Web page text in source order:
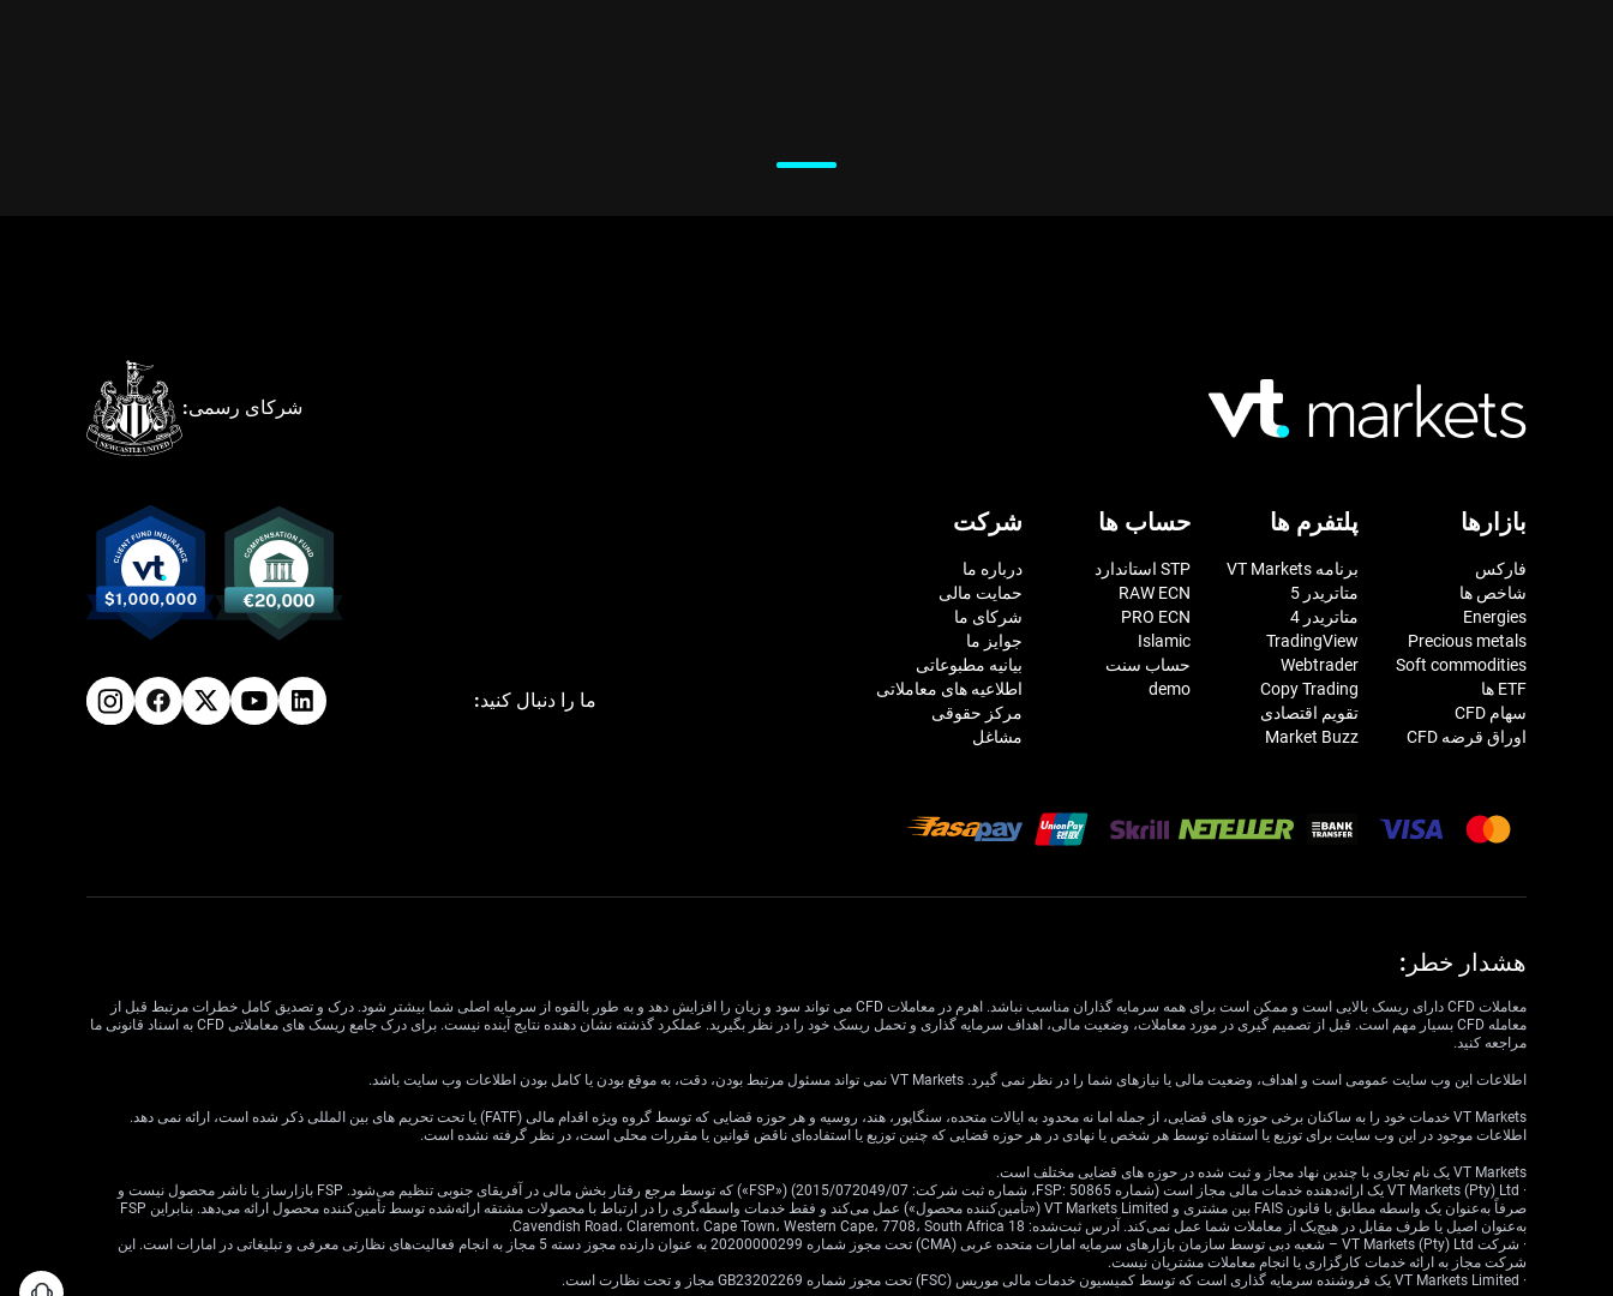
شرکای رسمی:
بازارها
فارکس
شاخص ها
Energies
Precious metals
Soft commodities
ETF ها
سهام CFD
اوراق قرضه CFD
پلتفرم ها
برنامه VT Markets
متاتریدر 5
متاتریدر 4
TradingView
Webtrader
Copy Trading
تقویم اقتصادی
Market Buzz
حساب ها
STP استاندارد
RAW ECN
PRO ECN
Islamic
حساب سنت
demo
شرکت
درباره ما
حمایت مالی
شرکای ما
جوایز ما
بیانیه مطبوعاتی
اطلاعیه های معاملاتی
مرکز حقوقی
مشاغل
ما را دنبال کنید:
هشدار خطر:
معاملات CFD دارای ریسک بالایی است و ممکن است برای همه سرمایه گذاران مناسب نباشد. اهرم در معاملات CFD می تواند سود و زیان را افزایش دهد و به طور بالقوه از سرمایه اصلی شما بیشتر شود. درک و تصدیق کامل خطرات مرتبط قبل از
معامله CFD بسیار مهم است. قبل از تصمیم گیری در مورد معاملات، وضعیت مالی، اهداف سرمایه گذاری و تحمل ریسک خود را در نظر بگیرید. عملکرد گذشته نشان دهنده نتایج آینده نیست. برای درک جامع ریسک های معاملاتی CFD به اسناد قانونی ما
مراجعه کنید.
اطلاعات این وب سایت عمومی است و اهداف، وضعیت مالی یا نیازهای شما را در نظر نمی گیرد. VT Markets نمی تواند مسئول مرتبط بودن، دقت، به موقع بودن یا کامل بودن اطلاعات وب سایت باشد.
VT Markets خدمات خود را به ساکنان برخی حوزه های قضایی، از جمله اما نه محدود به ایالات متحده، سنگاپور، هند، روسیه و هر حوزه قضایی که توسط گروه ویژه اقدام مالی (FATF) یا تحت تحریم های بین المللی ذکر شده است، ارائه نمی دهد.
اطلاعات موجود در این وب سایت برای توزیع یا استفاده توسط هر شخص یا نهادی در هر حوزه قضایی که چنین توزیع یا استفاده‌ای ناقض قوانین یا مقررات محلی است، در نظر گرفته نشده است.
VT Markets یک نام تجاری با چندین نهاد مجاز و ثبت شده در حوزه های قضایی مختلف است.
· VT Markets (Pty) Ltd یک ارائه‌دهنده خدمات مالی مجاز است (شماره FSP: 50865، شماره ثبت شرکت: 2015/072049/07) («FSP») که توسط مرجع رفتار بخش مالی در آفریقای جنوبی تنظیم می‌شود. FSP بازارساز یا ناشر محصول نیست و
صرفاً به‌عنوان یک واسطه مطابق با قانون FAIS بین مشتری و VT Markets Limited («تأمین‌کننده محصول») عمل می‌کند و فقط خدمات واسطه‌گری را در ارتباط با محصولات مشتقه ارائه‌شده توسط تأمین‌کننده محصول ارائه می‌دهد. بنابراین FSP
به‌عنوان اصیل یا طرف مقابل در هیچ‌یک از معاملات شما عمل نمی‌کند. آدرس ثبت‌شده: 18 Cavendish Road، Claremont، Cape Town، Western Cape، 7708، South Africa.
· شرکت VT Markets (Pty) Ltd – شعبه دبی توسط سازمان بازارهای سرمایه امارات متحده عربی (CMA) تحت مجوز شماره 20200000299 به عنوان دارنده مجوز دسته 5 مجاز به انجام فعالیت‌های نظارتی معرفی و تبلیغاتی در امارات است. این
شرکت مجاز به ارائه خدمات کارگزاری یا انجام معاملات مشتریان نیست.
· VT Markets Limited یک فروشنده سرمایه گذاری است که توسط کمیسیون خدمات مالی موریس (FSC) تحت مجوز شماره GB23202269 مجاز و تحت نظارت است.